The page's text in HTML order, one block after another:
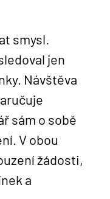
smysl.
jen
Návštěva
sám o sobě
V obou
žádosti,
a